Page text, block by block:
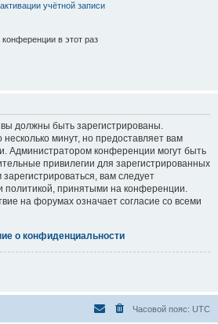
учётной записи
в этот раз
должны быть зарегистрированы.
несколько минут, но предоставляет вам
Администратором конференции могут быть
привилегии для зарегистрированных
вам следует
политикой, принятыми на конференции.
на форумах означает согласие со всеми
о конфиденциальности
Часовой пояс: UTC